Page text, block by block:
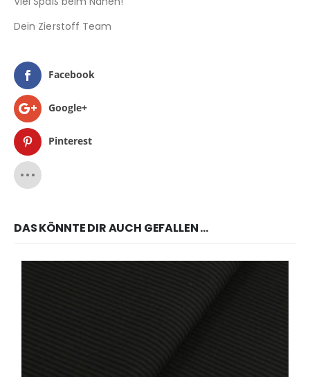
Dein Zierstoff Team
Facebook
Google+
Pinterest
DAS KÖNNTE DIR AUCH GEFALLEN …